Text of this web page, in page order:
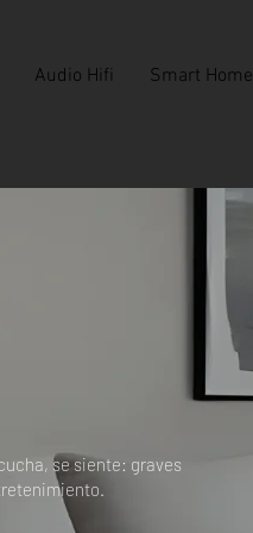
Audio Hifi Smart Home
se siente: graves